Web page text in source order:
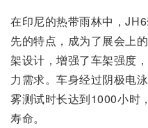
在印尼的热带雨林中，
先的特点，成为了展会上
架设计，增强了车架强度
力需求。车身经过阴极电
雾测试时长达到1000小时
寿命。